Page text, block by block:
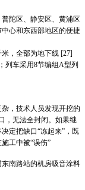
普陀区、静安区、黄浦区
心和东西部地区的便捷
，全部为地下线 [27]
列车采用8节编组A型列
，技术人员发现开挖的
，无法全封闭。如果继
定把缺口“冻起来”，既
工中被“误伤”
南路站的机房吸音涂料